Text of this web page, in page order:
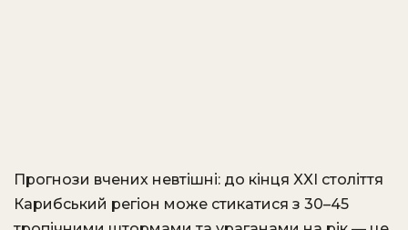
Прогнози вчених невтішні: до кінця XXI століття
Карибський регіон може стикатися з 30–45